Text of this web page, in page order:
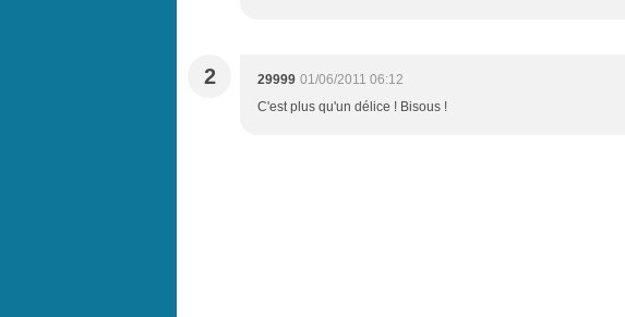
2 29999 01/06/2011 06:12
C'est plus qu'un délice ! Bisous !